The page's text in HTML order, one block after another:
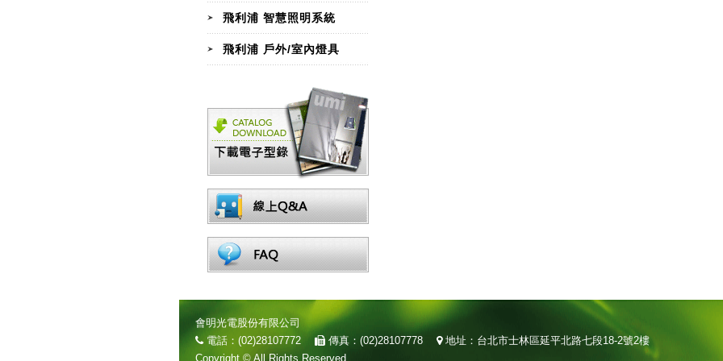
飛利浦 智慧照明系統
飛利浦 戶外/室內燈具
會明光電股份有限公司
電話：(02)28107772
傳真：(02)28107778
地址：台北市士林區延平北路七段18-2號2樓
Copyright © All Rights Reserved.